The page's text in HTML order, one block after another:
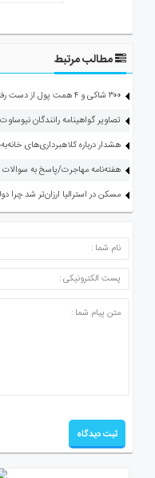
مطالب مرتبط
۳۰۰ شاکی و ۴ همت پول از دست رفته؛ کلاهبرداری و پولشویی در قالب شرکت مهاجرتی
تصاویر گواهینامه رانندگان
هشدار درباره کلاهبرداری‌های
هفته‌نامه مهاجرت/پاسخ به سوالات
مسکن در استرالیا ارزان‌تر شد چرا
ارسال دیدگاه